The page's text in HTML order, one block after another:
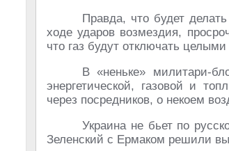
Правда, что будет
ходе ударов возмездия,
что газ будут отключать
В «неньке» милитари-
энергетической, газовой и
через посредников, о некоем
Украина не бьет по
Зеленский с Ермаком решили